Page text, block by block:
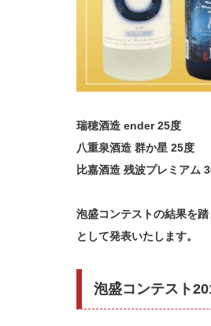
瑞穂酒造 ender 25度
八重泉酒造 群か星 25度
比嘉酒造 残波プレミアム
泡盛コンテストの結果を
として発表いたします。
泡盛コンテスト